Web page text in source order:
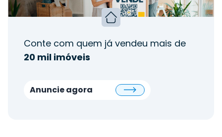
Conte com quem já vendeu mais de
20 mil imóveis
Anuncie agora